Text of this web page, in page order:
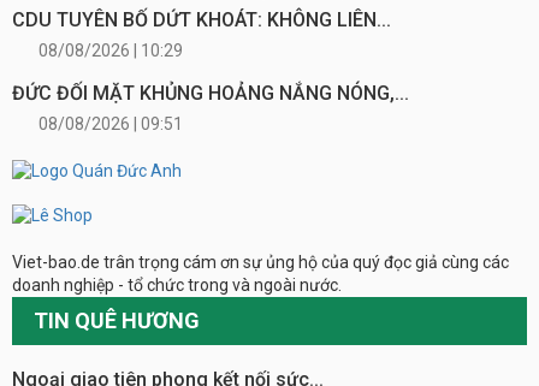
CDU TUYÊN BỐ DỨT KHOÁT: KHÔNG LIÊN...
08/08/2026 | 10:29
ĐỨC ĐỐI MẶT KHỦNG HOẢNG NẮNG NÓNG,...
08/08/2026 | 09:51
Viet-bao.de trân trọng cám ơn sự ủng hộ của quý đọc giả cùng các
doanh nghiệp - tổ chức trong và ngoài nước.
TIN QUÊ HƯƠNG
Ngoại giao tiên phong kết nối sức...